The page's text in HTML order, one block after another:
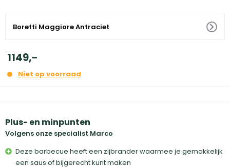
Boretti Maggiore Antraciet
1149,-
Niet op voorraad
Plus- en minpunten
Volgens onze specialist Marco
Deze barbecue heeft een zijbrander waarmee je gemakkelijk
een saus of bijgerecht kunt maken